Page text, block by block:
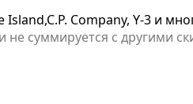
Company, Y-3 и
не суммируется с другими